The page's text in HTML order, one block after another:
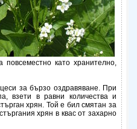
като хранително,
за бързо оздравяване. При
взети в равни количества и
хрян. Той е бил смятан за
хрян в квас от захарно